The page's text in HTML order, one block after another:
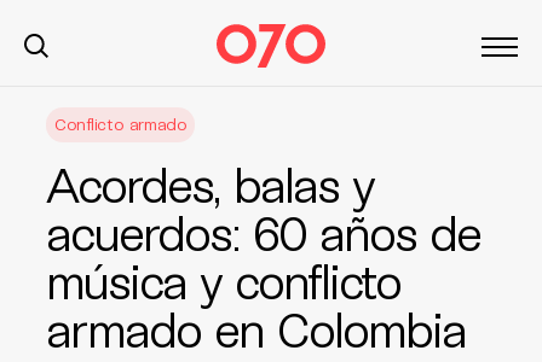
Conflicto armado
Acordes, balas y
acuerdos: 60 años de
música y conflicto
armado en Colombia